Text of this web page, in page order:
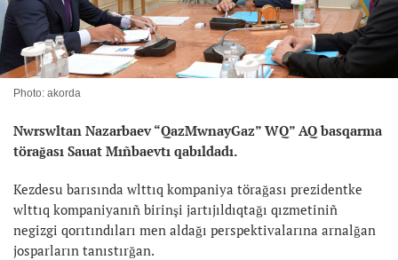
Photo: akorda
Nwrswltan Nazarbaev “QazMwnayGaz” WQ” AQ basqarma
törağası Sauat Mıñbaevtı qabıldadı.
Kezdesu barısında wlttıq kompaniya törağası prezidentke
wlttıq kompaniyanıñ birinşi jartıjıldıqtağı qızmetiniñ
negizgi qorıtındıları men aldağı perspektivalarına arnalğan
josparların tanıstırğan.